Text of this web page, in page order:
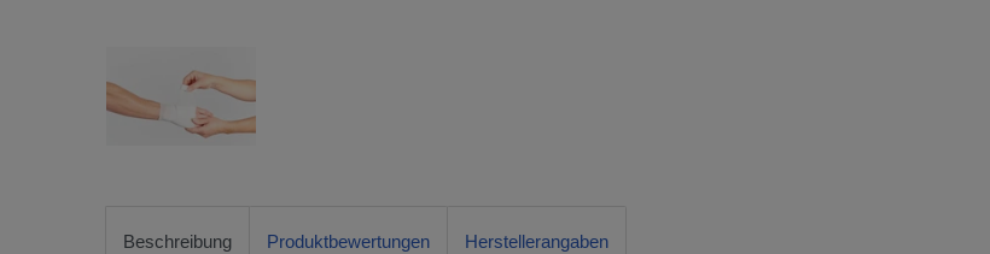
Beschreibung Produktbewertungen Herstellerangaben